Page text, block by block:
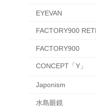
EYEVAN
FACTORY900
FACTORY900
CONCEPT「Y」
Japonism
水島眼鏡